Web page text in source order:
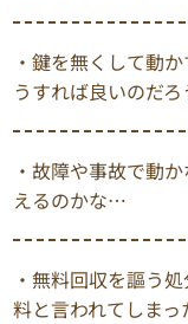
・鍵を無くして動
うすれば良いのだ
・故障や事故で動
えるのかな…
・無料回収を謳う
料と言われてしま